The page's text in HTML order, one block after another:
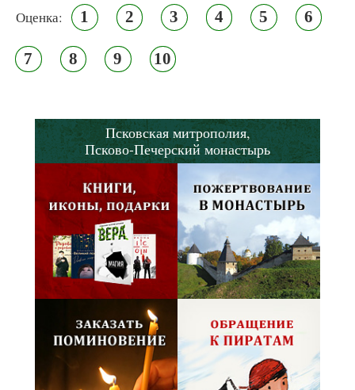
Оценка: 1 2 3 4 5 6
7 8 9 10
Псковская митрополия,
Псково-Печерский монастырь